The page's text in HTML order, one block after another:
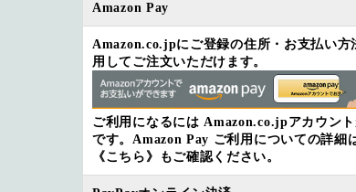
Amazon Pay
Amazon.co.jpにご登録の住所・お支払い方
用してご注文いただけます。
ご利用になるには Amazon.co.jpアカウン
です。Amazon Pay ご利用についての詳細
《こちら》
もご確認ください。